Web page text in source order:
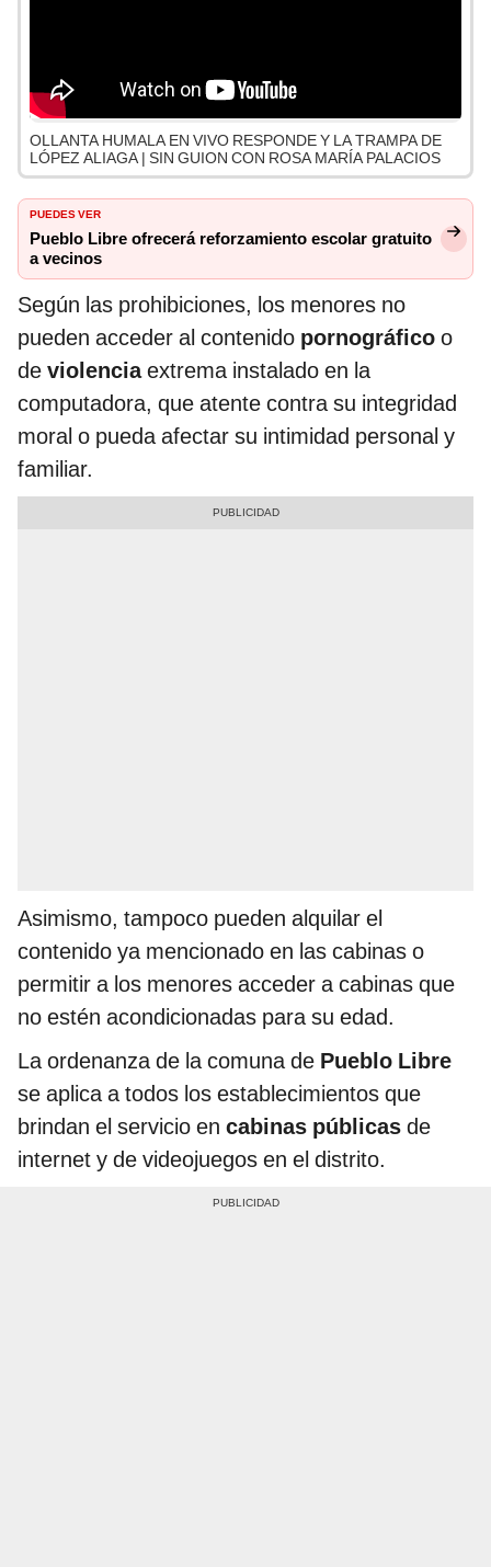
OLLANTA HUMALA EN VIVO RESPONDE Y LA TRAMPA DE
LÓPEZ ALIAGA | SIN GUION CON ROSA MARÍA PALACIOS
PUEDES VER
Pueblo Libre ofrecerá reforzamiento escolar gratuito
a vecinos
Según las prohibiciones, los menores no
pueden acceder al contenido pornográfico o
de violenciaextrema instalado en la
computadora, que atente contra su integridad
moral o pueda afectar su intimidad personal y
familiar.
Asimismo, tampoco pueden alquilar el
contenido ya mencionado en las cabinas o
permitir a los menores acceder a cabinas que
no estén acondicionadas para su edad.
La ordenanza de la comuna de Pueblo Libre
se aplica a todos los establecimientos que
brindan el servicio en cabinas públicas de
internet y de videojuegos en el distrito.